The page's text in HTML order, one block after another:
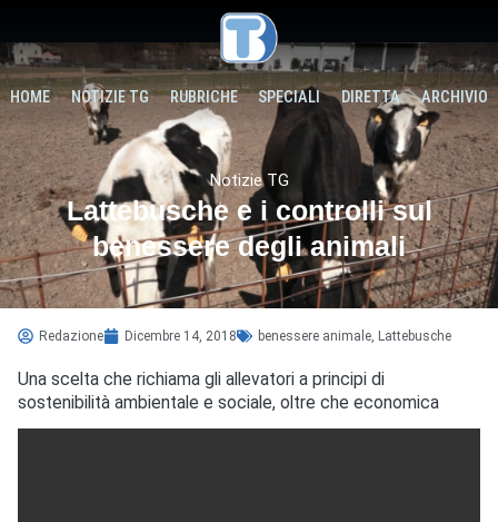
HOME NOTIZIE TG RUBRICHE SPECIALI DIRETTA ARCHIVIO
Notizie TG
Lattebusche e i controlli sul
benessere degli animali
Redazione Dicembre 14, 2018 benessere animale Lattebusche
Una scelta che richiama gli allevatori a principi di
sostenibilità ambientale e sociale, oltre che economica